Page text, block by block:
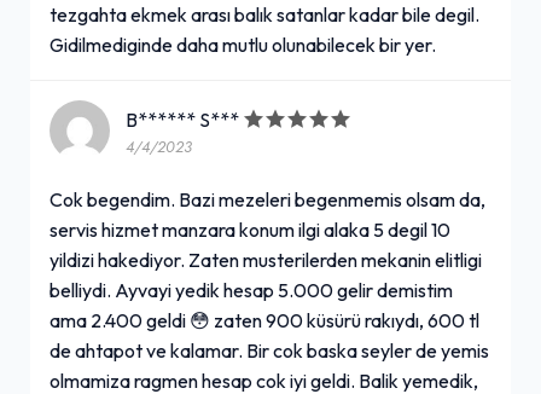
tezgahta ekmek arası balık satanlar kadar bile degil.
Gidilmediginde daha mutlu olunabilecek bir yer.
B****** S***
4/4/2023
Cok begendim. Bazi mezeleri begenmemis olsam da,
servis hizmet manzara konum ilgi alaka 5 degil 10
yildizi hakediyor. Zaten musterilerden mekanin elitligi
belliydi. Ayvayi yedik hesap 5.000 gelir demistim
ama 2.400 geldi 😳 zaten 900 küsürü rakıydı, 600 tl
de ahtapot ve kalamar. Bir cok baska seyler de yemis
olmamiza ragmen hesap cok iyi geldi. Balik yemedik,